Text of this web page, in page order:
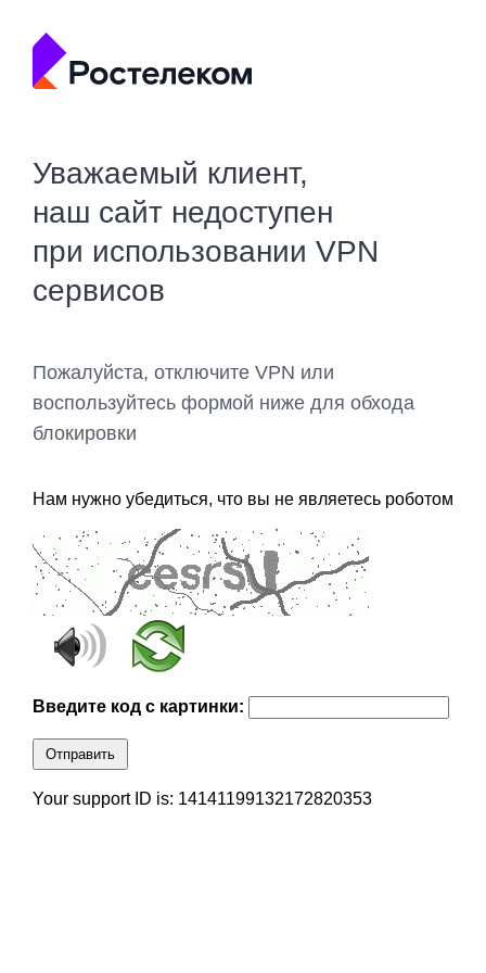
Уважаемый клиент,
наш сайт недоступен
при использовании VPN
сервисов
Пожалуйста, отключите VPN или
воспользуйтесь формой ниже для обхода
блокировки
Нам нужно убедиться, что вы не являетесь роботом
Введите код с картинки:
Отправить
Your support ID is: 14141199132172820353